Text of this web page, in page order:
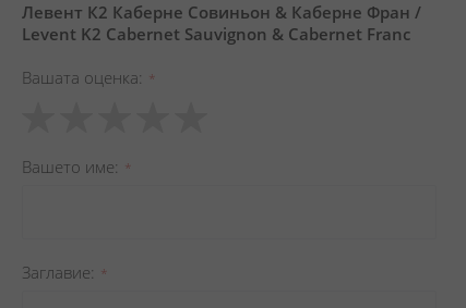
Левент К2 Каберне Совиньон & Каберне Фран /
Levent K2 Cabernet Sauvignon & Cabernet Franc
Вашата оценка
star
stars
stars
stars
stars
Вашето име
Заглавиe